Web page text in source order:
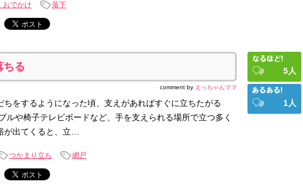
おでかけ 落下
ちる
comment by えっちゃんママ
ちをするようになった頃、支えがあればすぐに立ちたがる
ルや椅子テレビボードなど、手を支えられる場所で立つ多く
が出てくると、立…
つかまり立ち 網戸
5人
1人